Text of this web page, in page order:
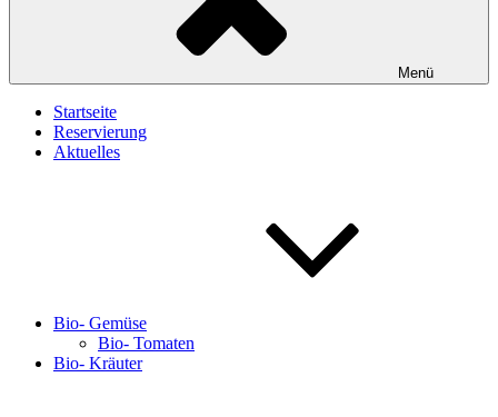
Menü
Startseite
Reservierung
Aktuelles
Bio- Gemüse
Bio- Tomaten
Bio- Kräuter